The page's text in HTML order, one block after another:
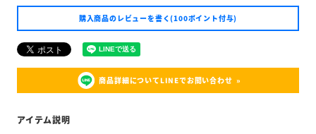
購入商品のレビューを書く(100ポイント付与)
商品詳細についてLINEでお問い合わせ